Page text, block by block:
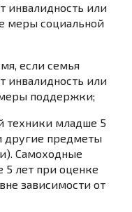
инвалидность или
меры социальной
если семья
инвалидность или
поддержки;
техники младше 5
другие предметы
Самоходные
5 лет при оценке
зависимости от